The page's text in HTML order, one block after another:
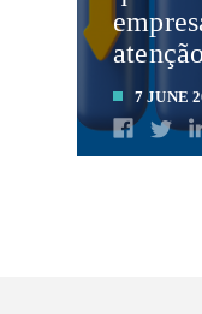
7 JUNE